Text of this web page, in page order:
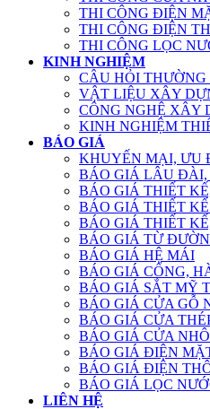
THI CÔNG ĐIỆN
THI CÔNG ĐIỆN
THI CÔNG LỌC
KINH NGHIỆM
CÂU HỎI THƯỜNG
VẬT LIỆU XÂY
CÔNG NGHỆ XÂY
KINH NGHIỆM
BÁO GIÁ
KHUYẾN MẠI, ƯU
BÁO GIÁ LÂU ĐÀI,
BÁO GIÁ THIẾT
BÁO GIÁ THIẾT
BÁO GIÁ THIẾT
BÁO GIÁ TỪ
BÁO GIÁ HỆ MÁI
BÁO GIÁ CỔNG,
BÁO GIÁ SẮT MỸ
BÁO GIÁ CỬA GỖ
BÁO GIÁ CỬA
BÁO GIÁ CỬA
BÁO GIÁ ĐIỆN
BÁO GIÁ ĐIỆN
BÁO GIÁ LỌC
LIÊN HỆ